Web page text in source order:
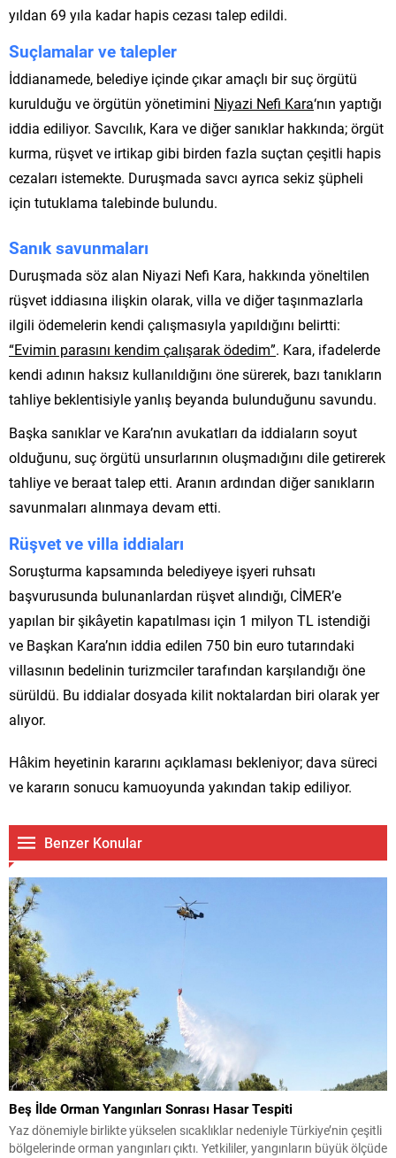
yıldan 69 yıla kadar hapis cezası talep edildi.
Suçlamalar ve talepler
İddianamede, belediye içinde çıkar amaçlı bir suç örgütü
kurulduğu ve örgütün yönetimini Niyazi Nefi Kara‘nın yaptığı
iddia ediliyor. Savcılık, Kara ve diğer sanıklar hakkında; örgüt
kurma, rüşvet ve irtikap gibi birden fazla suçtan çeşitli hapis
cezaları istemekte. Duruşmada savcı ayrıca sekiz şüpheli
için tutuklama talebinde bulundu.
Sanık savunmaları
Duruşmada söz alan Niyazi Nefi Kara, hakkında yöneltilen
rüşvet iddiasına ilişkin olarak, villa ve diğer taşınmazlarla
ilgili ödemelerin kendi çalışmasıyla yapıldığını belirtti:
“Evimin parasını kendim çalışarak ödedim”. Kara, ifadelerde
kendi adının haksız kullanıldığını öne sürerek, bazı tanıkların
tahliye beklentisiyle yanlış beyanda bulunduğunu savundu.
Başka sanıklar ve Kara’nın avukatları da iddiaların soyut
olduğunu, suç örgütü unsurlarının oluşmadığını dile getirerek
tahliye ve beraat talep etti. Aranın ardından diğer sanıkların
savunmaları alınmaya devam etti.
Rüşvet ve villa iddiaları
Soruşturma kapsamında belediyeye işyeri ruhsatı
başvurusunda bulunanlardan rüşvet alındığı, CİMER’e
yapılan bir şikâyetin kapatılması için 1 milyon TL istendiği
ve Başkan Kara’nın iddia edilen 750 bin euro tutarındaki
villasının bedelinin turizmciler tarafından karşılandığı öne
sürüldü. Bu iddialar dosyada kilit noktalardan biri olarak yer
alıyor.
Hâkim heyetinin kararını açıklaması bekleniyor; dava süreci
ve kararın sonucu kamuoyunda yakından takip ediliyor.
Benzer Konular
Beş İlde Orman Yangınları Sonrası Hasar Tespiti
Yaz dönemiyle birlikte yükselen sıcaklıklar nedeniyle Türkiye’nin çeşitli
bölgelerinde orman yangınları çıktı. Yetkililer, yangınların büyük ölçüde